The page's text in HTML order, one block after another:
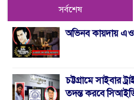
সর্বশেষ
অভিনব কায়দায়
চট্টগ্রামে সাইবার
তদন্ত করবে